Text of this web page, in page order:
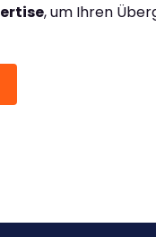
, um Ihren